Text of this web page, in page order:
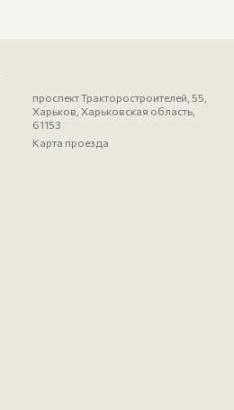
проспект Тракторостроителей, 55,
Харьков, Харьковская область,
61153
Карта проезда